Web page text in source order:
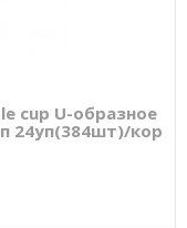
cup U-образное
24уп(384шт)/кор